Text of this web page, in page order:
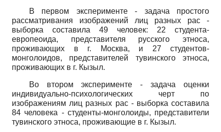
В первом эксперименте - задача простого
рассматривания изображений лиц разных рас -
выборка составила 49 человек: 22 студента-
европеоида, представителя русского этноса,
проживающих в г. Москва, и 27 студентов-
монголоидов, представителей тувинского этноса,
проживающих в г. Кызыл.
Во втором эксперименте - задача оценки
индивидуально-психологических черт по
изображениям лиц разных рас - выборка составила
84 человека - студенты-монголоиды, представители
тувинского этноса, проживающие в г. Кызыл.